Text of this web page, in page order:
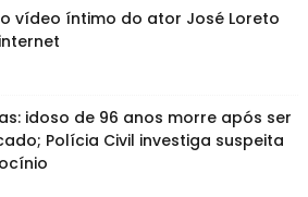
vídeo íntimo do ator José Loreto
idoso de 96 anos morre após ser
Polícia Civil investiga suspeita